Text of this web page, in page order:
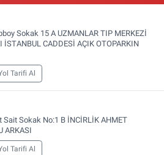
Sokak 15 A UZMANLAR TIP MERKEZİ
İSTANBUL CADDESİ AÇIK OTOPARKIN
Tarifi Al
Sokak No:1 B İNCİRLİK AHMET
ARKASI
Tarifi Al